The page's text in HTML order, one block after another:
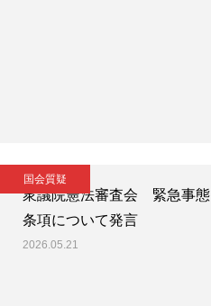
国会質疑
衆議院憲法審査会 緊急事態
条項について発言
2026.05.21